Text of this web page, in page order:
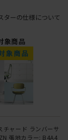
ターの仕様について
象商品
ャード ランバーサ
張地カラー: B4A4